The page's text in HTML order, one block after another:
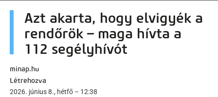
Azt akarta, hogy elvigyék a
rendőrök – maga hívta a
112 segélyhívót
minap.hu
Létrehozva
2026. június 8., hétfő – 12:38